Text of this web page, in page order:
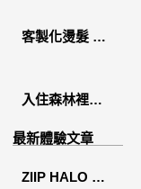
禮盒開箱分享 /
客製化燙髮 鏡
入住森林裡的
住宿˙八番私人
最新體驗文章
ZIIP HALO 居